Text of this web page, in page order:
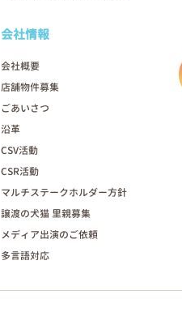
会社情報
会社概要
店舗物件募集
ごあいさつ
沿革
CSV活動
CSR活動
マルチステークホルダー方針
譲渡の犬猫 里親募集
メディア出演のご依頼
多言語対応